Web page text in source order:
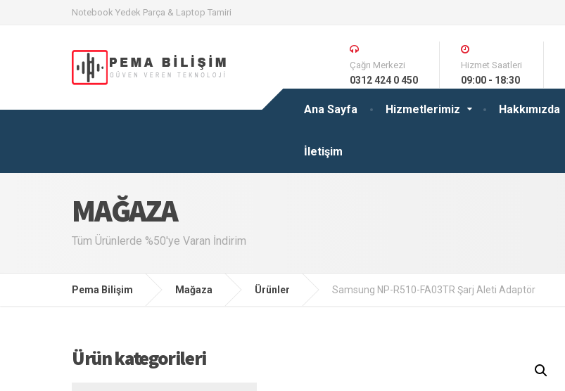
Notebook Yedek Parça & Laptop Tamiri
Ana Sayfa Hizmetlerimiz Hakkımızda
İletişim
Çağrı Merkezi
0312 424 0 450
Hizmet Saatleri
09:00 - 18:30
MAĞAZA
Tüm Ürünlerde %50'ye Varan İndirim
Pema Bilişim Mağaza Ürünler Samsung NP-R510-FA03TR Şarj Aleti Adaptör
Ürün kategorileri